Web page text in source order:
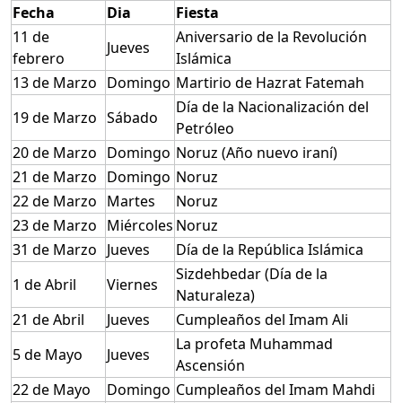
Fecha
Dia
Fiesta
11 de
febrero
Jueves
Aniversario de la Revolución
Islámica
13 de Marzo Domingo Martirio de Hazrat Fatemah
19 de Marzo Sábado
Día de la Nacionalización del
Petróleo
20 de Marzo Domingo Noruz (Año nuevo iraní)
21 de Marzo Domingo Noruz
22 de Marzo Martes
Noruz
23 de Marzo Miércoles Noruz
31 de Marzo Jueves
Día de la República Islámica
1 de Abril
Viernes
Sizdehbedar (Día de la
Naturaleza)
21 de Abril
Jueves
Cumpleaños del Imam Ali
5 de Mayo
Jueves
La profeta Muhammad
Ascensión
22 de Mayo
Domingo Cumpleaños del Imam Mahdi